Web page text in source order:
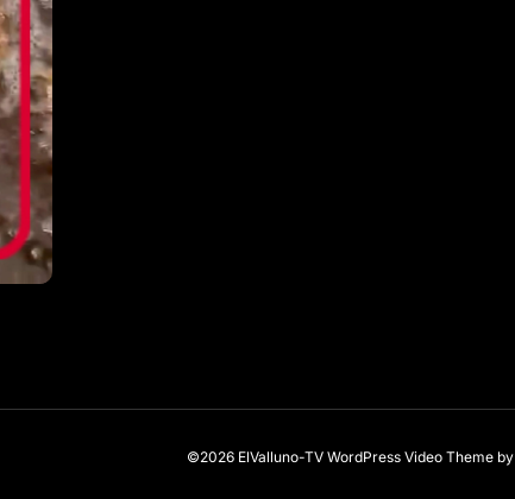
©2026 ElValluno-TV WordPress Video Themeby